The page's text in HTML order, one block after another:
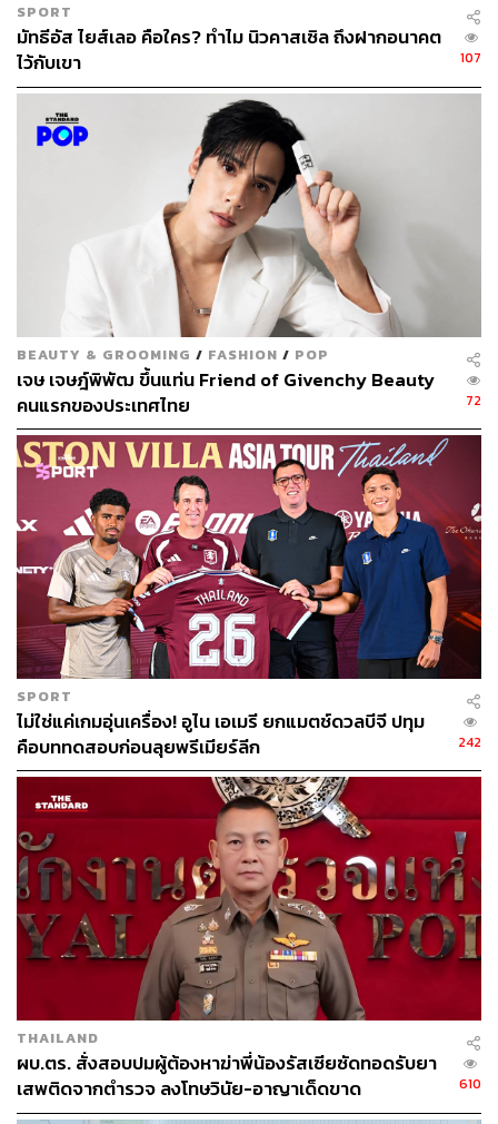
SPORT
มัทธีอัส ไยส์เลอ คือใคร? ทำไม นิวคาสเซิล ถึงฝากอนาคต
ไว้กับเขา
107
BEAUTY & GROOMING / FASHION / POP
เจษ เจษฎ์พิพัฒ ขึ้นแท่น Friend of Givenchy Beauty
คนแรกของประเทศไทย
72
SPORT
ไม่ใช่แค่เกมอุ่นเครื่อง! อูไน เอเมรี ยกแมตช์ดวลบีจี ปทุม
คือบททดสอบก่อนลุยพรีเมียร์ลีก
242
THAILAND
ผบ.ตร. สั่งสอบปมผู้ต้องหาฆ่าพี่น้องรัสเซียซัดทอดรับยา
เสพติดจากตำรวจ ลงโทษวินัย-อาญาเด็ดขาด
610